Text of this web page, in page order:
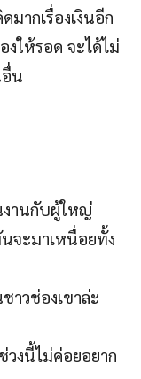
มากเรื่องเงินอีก
งให้รอด จะได้ไม่
อื่น
านกับผู้ใหญ่
จะมาเหนื่อยทั้ง
าวช่องเขาล่ะ
วงนี้ไม่ค่อยอยาก